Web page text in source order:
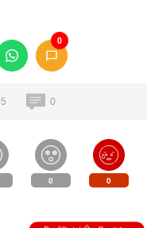
0
0
0 0